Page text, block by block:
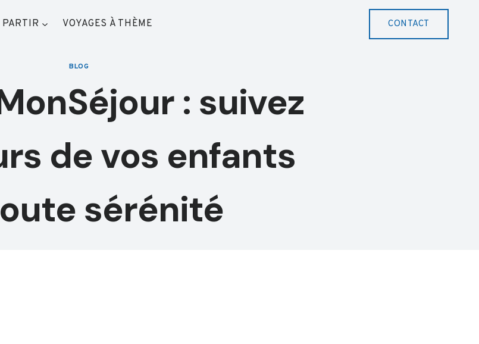
PARTIR VOYAGES À THÈME CONTACT
BLOG
: suivez
de vos enfants
sérénité